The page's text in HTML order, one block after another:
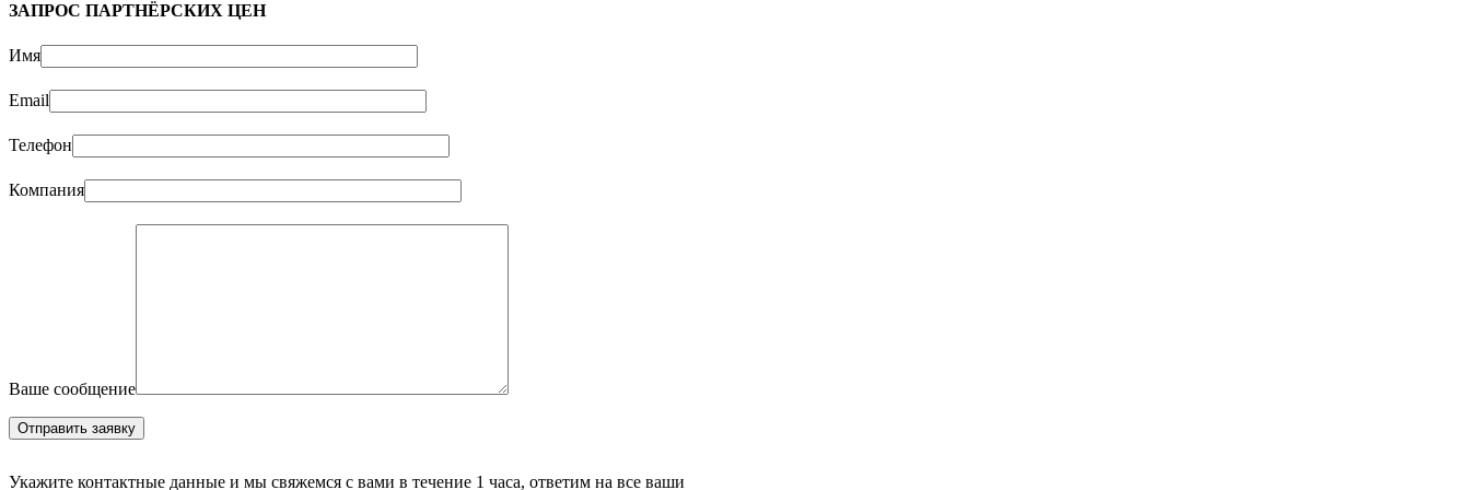
ЗАПРОС ПАРТНЁРСКИХ ЦЕН
Имя
Email
Телефон
Компания
Ваше сообщение
Укажите контактные данные и мы свяжемся с вами в течение 1 часа, ответим на все ваши